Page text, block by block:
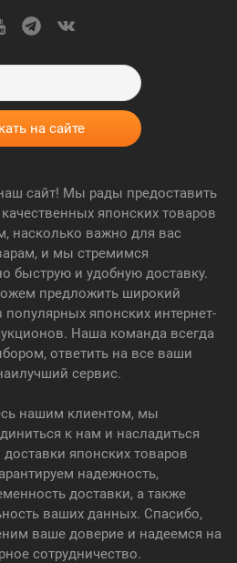
сайт! Мы рады предоставить
японских товаров
насколько важно для вас
и мы стремимся
быструю и удобную доставку.
предложить широкий
популярных японских интернет-
Наша команда всегда
ответить на все ваши
сервис.
нашим клиентом, мы
к нам и насладиться
японских товаров
надежность,
доставки, а также
ваших данных. Спасибо,
ваше доверие и надеемся на
сотрудничество.